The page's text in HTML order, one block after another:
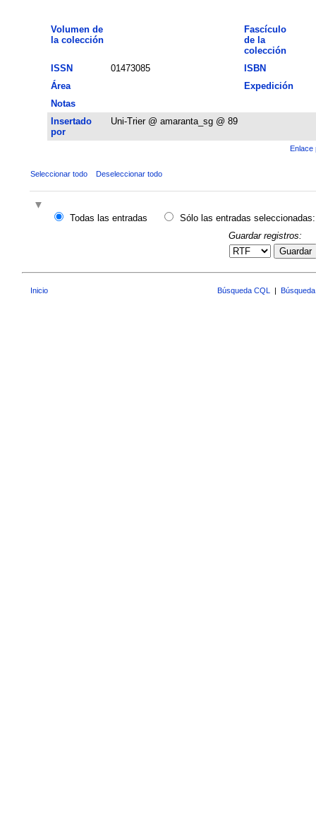
Volumen de
la colección
Fascículo
de la
colección
ISSN
01473085
ISBN
Área
Expedición
Notas
Insertado
por
Uni-Trier @ amaranta_sg @ 89
Enlace
Seleccionar todo Deseleccionar todo
Todas las entradas
Sólo las entradas seleccionadas:
Guardar registros:
Guardar
Inicio Búsqueda CQL